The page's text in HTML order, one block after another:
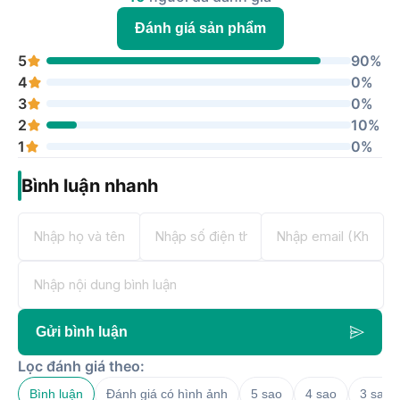
Đánh giá sản phẩm
5
90%
4
0%
3
0%
2
10%
1
0%
Bình luận nhanh
Gửi bình luận
Lọc đánh giá theo:
Bình luận Đánh giá có hình ảnh 5 sao 4 sao 3 sao